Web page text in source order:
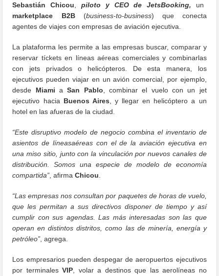
Sebastián Chicou ,piloto y CEO de JetsBooking, un
marketplace
B2B(business-to-business) que conecta
agentes de viajes con empresas de aviación ejecutiva.
La plataforma les permite a las empresas buscar, comparar y
reservar tíckets en líneas aéreas comerciales y combinarlas
con jets privados o helicópteros. De esta manera, los
ejecutivos pueden viajar en un avión comercial, por ejemplo,
desde Miami aSan Pablo , combinar el vuelo con un jet
ejecutivo hacia Buenos Aires , y llegar en helicóptero a un
hotel en las afueras de la ciudad.
“Este disruptivo modelo de negocio combina el inventario de
asientos de líneasaéreas con el de la aviación ejecutiva en
una miso sitio, junto con la vinculación por nuevos canales de
distribución. Somos una especie de modelo de economía
compartida” , afirmaChicou
“Las empresas nos consultan por paquetes de horas de vuelo,
que les permitan a sus directivos disponer de tiempo y así
cumplir con sus agendas. Las más interesadas son las que
operan en distintos distritos, como las de minería, energía y
petróleo” , agrega.
Los empresarios pueden despegar de aeropuertos ejecutivos
por terminalesVIP , volar a destinos que las aerolíneas no